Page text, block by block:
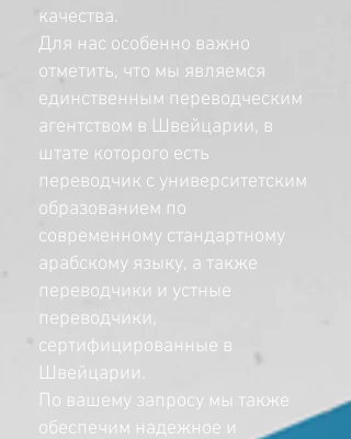
качества.
Для нас особенно важно
отметить, что мы являемся
единственным переводческим
агентством в Швейцарии, в
штате которого есть
переводчик с университетским
образованием по
современному стандартному
арабскому языку, а также
переводчики и устные
переводчики,
сертифицированные в
Швейцарии.
По вашему запросу мы также
обеспечим надежное и